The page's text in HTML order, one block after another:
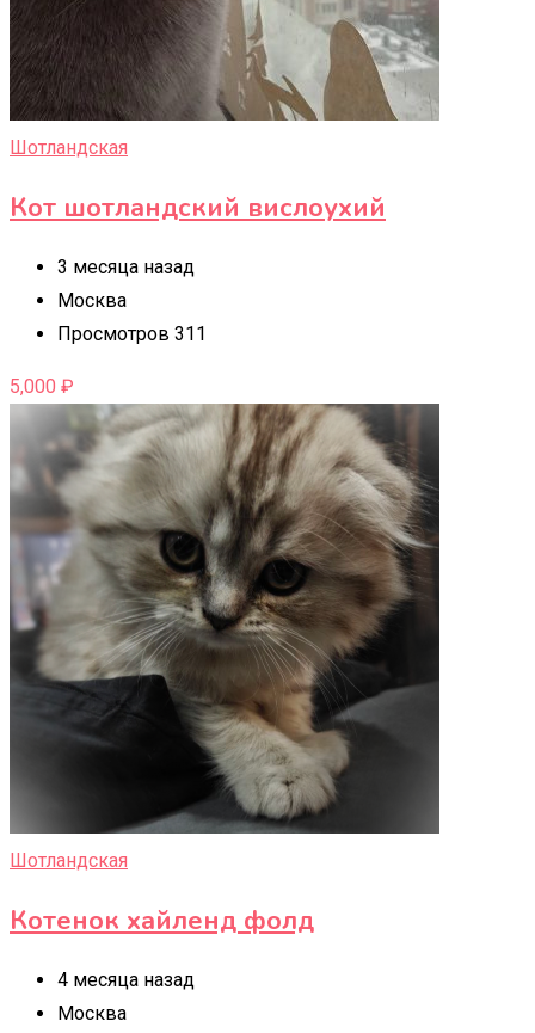
Шотландская
Кот шотландский вислоухий
3 месяца назад
Москва
Просмотров 311
5,000 ₽
Шотландская
Котенок хайленд фолд
4 месяца назад
Москва